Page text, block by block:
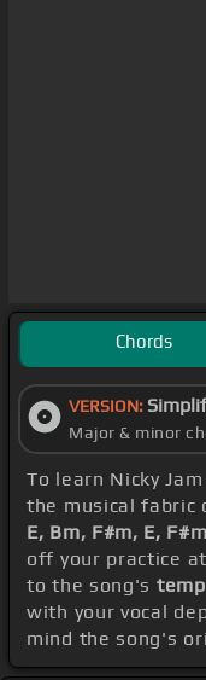
Chords
VERSION:
Major & minor
To learn Nicky Jam
the musical fabric
E, Bm, F#m, E,
off your practice
to the song's
with your vocal
mind the song's